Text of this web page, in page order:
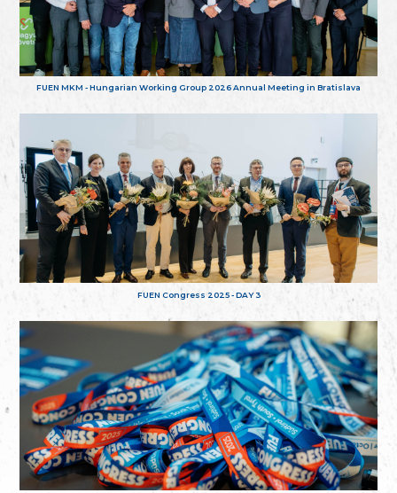
FUEN MKM - Hungarian Working Group 2026 Annual Meeting in Bratislava
FUEN Congress 2025 - DAY 3